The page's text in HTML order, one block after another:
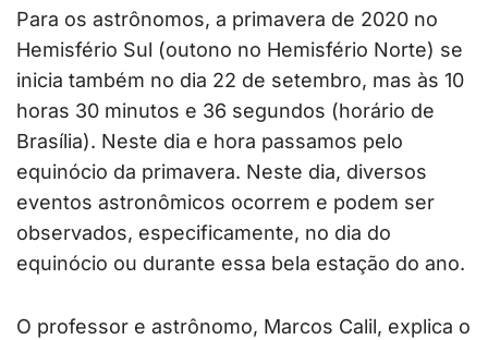
Para os astrônomos, a primavera de 2020 no
Hemisfério Sul (outono no Hemisfério Norte) se
inicia também no dia 22 de setembro, mas às 10
horas 30 minutos e 36 segundos (horário de
Brasília). Neste dia e hora passamos pelo
equinócio da primavera. Neste dia, diversos
eventos astronômicos ocorrem e podem ser
observados, especificamente, no dia do
equinócio ou durante essa bela estação do ano.
O professor e astrônomo, Marcos Calil, explica o